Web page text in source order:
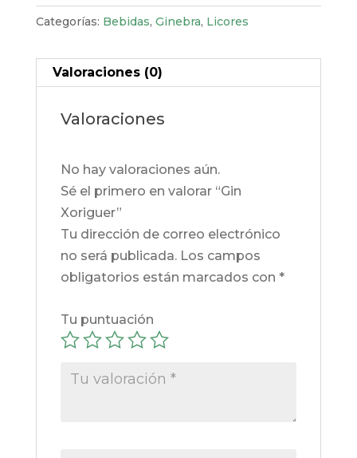
Categorías: Bebidas, Ginebra, Licores
Valoraciones (0)
Valoraciones
No hay valoraciones aún.
Sé el primero en valorar “Gin
Xoriguer”
Tu dirección de correo electrónico
no será publicada. Los campos
obligatorios están marcados con *
Tu puntuación